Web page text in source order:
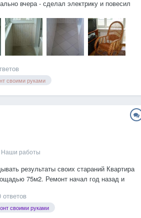
вчера - сделал электрику и повесил
зона отдыха в кресле-качалке (об этом
конья...
своими руками
Наши работы
результаты своих стараний Квартира
75м2. Ремонт начал год назад и
близки к нулю. Сперва даже хотел
людей, но наткнулс...
ответов
своими руками